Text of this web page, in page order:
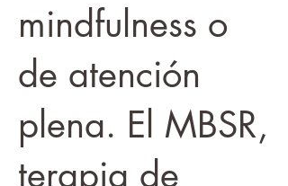
mindfulness o
de atención
plena. El MBSR,
terapia de